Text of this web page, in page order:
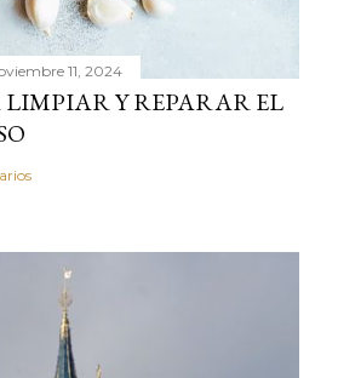
11, 2024
Y REPARAR EL